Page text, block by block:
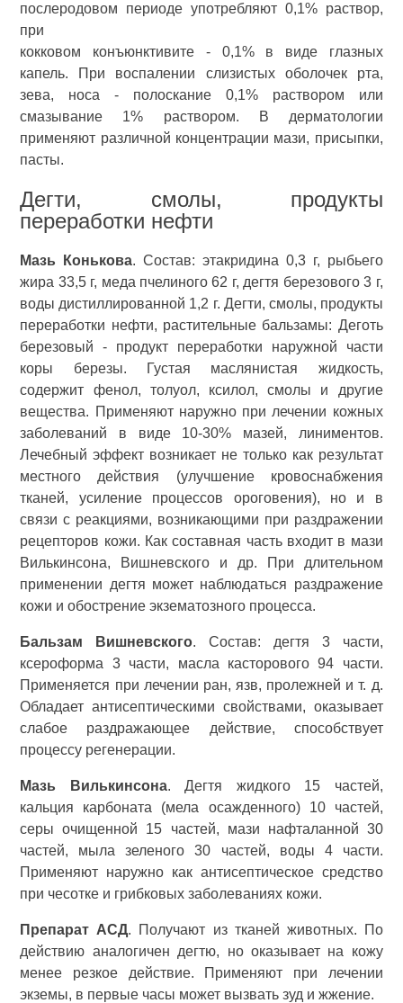
послеродовом периоде употребляют 0,1% раствор,
при
кокковом конъюнктивите - 0,1% в виде глазных
капель. При воспалении слизистых оболочек рта,
зева, носа - полоскание 0,1% раствором или
смазывание 1% раствором. В дерматологии
применяют различной концентрации мази, присыпки,
пасты.
Дегти, смолы, продукты
переработки нефти
Мазь Конькова. Состав: этакридина 0,3 г, рыбьего
жира 33,5 г, меда пчелиного 62 г, дегтя березового 3 г,
воды дистиллированной 1,2 г. Дегти, смолы, продукты
переработки нефти, растительные бальзамы: Деготь
березовый - продукт переработки наружной части
коры березы. Густая маслянистая жидкость,
содержит фенол, толуол, ксилол, смолы и другие
вещества. Применяют наружно при лечении кожных
заболеваний в виде 10-30% мазей, линиментов.
Лечебный эффект возникает не только как результат
местного действия (улучшение кровоснабжения
тканей, усиление процессов ороговения), но и в
связи с реакциями, возникающими при раздражении
рецепторов кожи. Как составная часть входит в мази
Вилькинсона, Вишневского и др. При длительном
применении дегтя может наблюдаться раздражение
кожи и обострение экзематозного процесса.
Бальзам Вишневского. Состав: дегтя 3 части,
ксероформа 3 части, масла касторового 94 части.
Применяется при лечении ран, язв, пролежней и т. д.
Обладает антисептическими свойствами, оказывает
слабое раздражающее действие, способствует
процессу регенерации.
Мазь Вилькинсона. Дегтя жидкого 15 частей,
кальция карбоната (мела осажденного) 10 частей,
серы очищенной 15 частей, мази нафталанной 30
частей, мыла зеленого 30 частей, воды 4 части.
Применяют наружно как антисептическое средство
при чесотке и грибковых заболеваниях кожи.
Препарат АСД. Получают из тканей животных. По
действию аналогичен дегтю, но оказывает на кожу
менее резкое действие. Применяют при лечении
экземы, в первые часы может вызвать зуд и жжение.